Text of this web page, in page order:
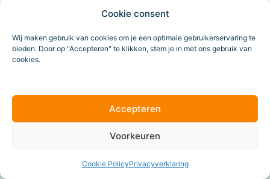
Cookie consent
Wij maken gebruik van cookies om je een optimale gebruikerservaring te
bieden. Door op "Accepteren" te klikken, stem je in met ons gebruik van
cookies.
Accepteren
Voorkeuren
Cookie PolicyPrivacyverklaring
afbeelding
beschikt.